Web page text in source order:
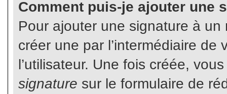
Comment puis-je ajouter une
Pour ajouter une signature à un
créer une par l’intermédiaire
l’utilisateur. Une fois créée,
signature sur le formulaire de